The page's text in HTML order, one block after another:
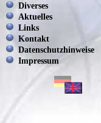
Diverses
Aktuelles
Links
Kontakt
Datenschutzhinweise
Impressum